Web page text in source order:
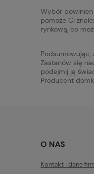
Wybór
pomoże Ci
rynkową, co
Zastanów się
podejmij ją
Producent
O NAS
Kontakt i dane